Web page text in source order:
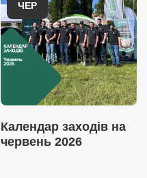
ЧЕР
Календар заходів на
червень 2026